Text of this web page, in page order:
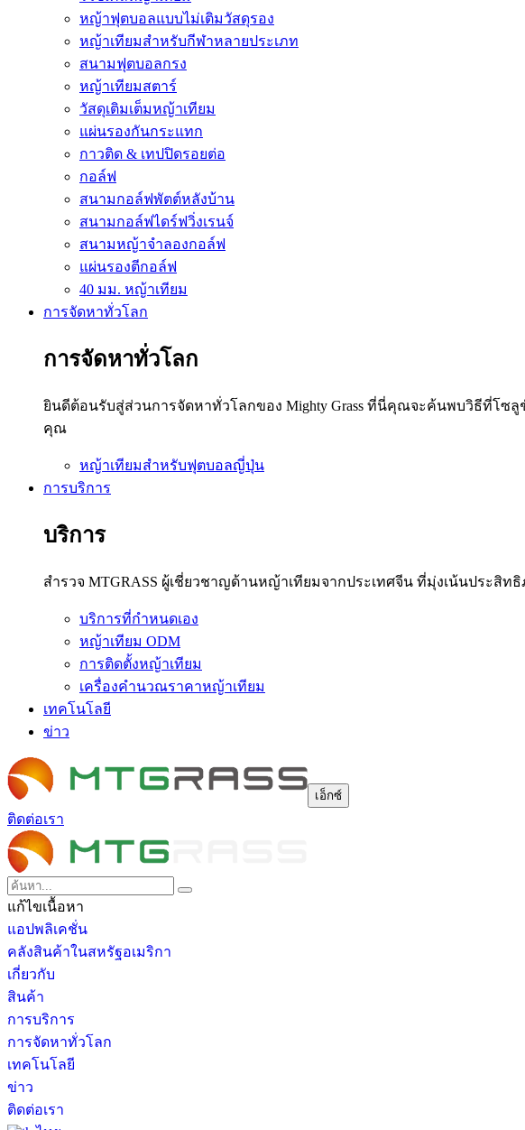
หญ้าฟุตบอลแบบไม่เติมวัสดุรอง
หญ้าเทียมสำหรับกีฬาหลายประเภท
สนามฟุตบอลกรง
หญ้าเทียมสตาร์
วัสดุเติมเต็มหญ้าเทียม
แผ่นรองกันกระแทก
กาวติด & เทปปิดรอยต่อ
กอล์ฟ
สนามกอล์ฟพัตต์หลังบ้าน
สนามกอล์ฟไดร์ฟวิ่งเรนจ์
สนามหญ้าจำลองกอล์ฟ
แผ่นรองตีกอล์ฟ
40 มม. หญ้าเทียม
การจัดหาทั่วโลก
การจัดหาทั่วโลก
ยินดีต้อนรับสู่ส่วนการจัดหาทั่วโลกของ Mighty Grass ที่นี่คุณจะค้นพบวิธีที่โซ
คุณ
หญ้าเทียมสำหรับฟุตบอลญี่ปุ่น
การบริการ
บริการ
สำรวจ MTGRASS ผู้เชี่ยวชาญด้านหญ้าเทียมจากประเทศจีน ที่มุ่งเน้นประสิ
บริการที่กำหนดเอง
หญ้าเทียม ODM
การติดตั้งหญ้าเทียม
เครื่องคำนวณราคาหญ้าเทียม
เทคโนโลยี
ข่าว
เอ็กซ์
ติดต่อเรา
แก้ไขเนื้อหา
แอปพลิเคชั่น
คลังสินค้าในสหรัฐอเมริกา
เกี่ยวกับ
สินค้า
การบริการ
การจัดหาทั่วโลก
เทคโนโลยี
ข่าว
ติดต่อเรา